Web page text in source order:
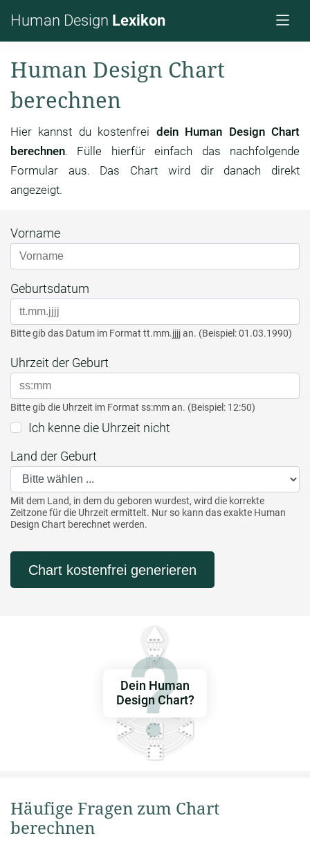
Human Design Lexikon
Human Design Chart
berechnen
Hier kannst du kostenfrei dein Human Design Chart
berechnen. Fülle hierfür einfach das nachfolgende
Formular aus. Das Chart wird dir danach direkt
angezeigt.
Vorname
Geburtsdatum
Bitte gib das Datum im Format tt.mm.jjjj an. (Beispiel: 01.03.1990)
Uhrzeit der Geburt
Bitte gib die Uhrzeit im Format ss:mm an. (Beispiel: 12:50)
Ich kenne die Uhrzeit nicht
Land der Geburt
Mit dem Land, in dem du geboren wurdest, wird die korrekte
Zeitzone für die Uhrzeit ermittelt. Nur so kann das exakte Human
Design Chart berechnet werden.
Chart kostenfrei generieren
Dein Human
Design Chart?
Häufige Fragen zum Chart
berechnen